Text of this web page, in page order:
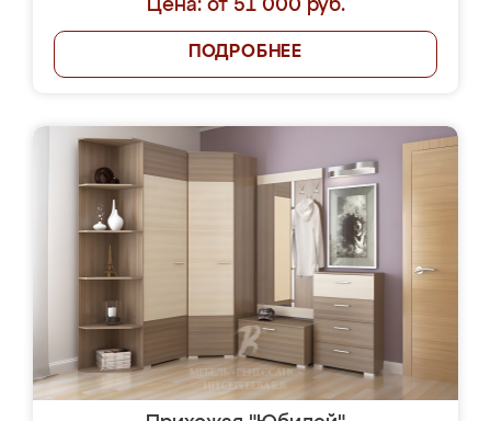
Цена: от 51 000 руб.
ПОДРОБНЕЕ